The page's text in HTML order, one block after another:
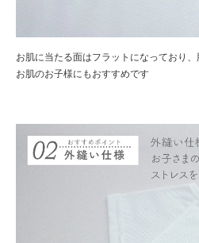
お肌に当たる面はフラットになっており
お肌のお子様にもおすすめです